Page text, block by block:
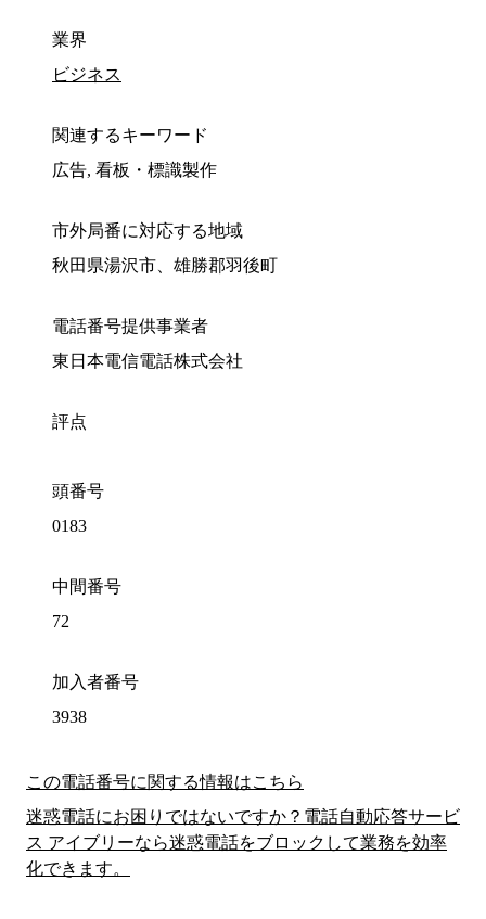
業界
ビジネス
関連するキーワード
広告, 看板・標識製作
市外局番に対応する地域
秋田県湯沢市、雄勝郡羽後町
電話番号提供事業者
東日本電信電話株式会社
評点
頭番号
0183
中間番号
72
加入者番号
3938
この電話番号に関する情報はこちら
迷惑電話にお困りではないですか？電話自動応答サービ
ス アイブリーなら迷惑電話をブロックして業務を効率
化できます。